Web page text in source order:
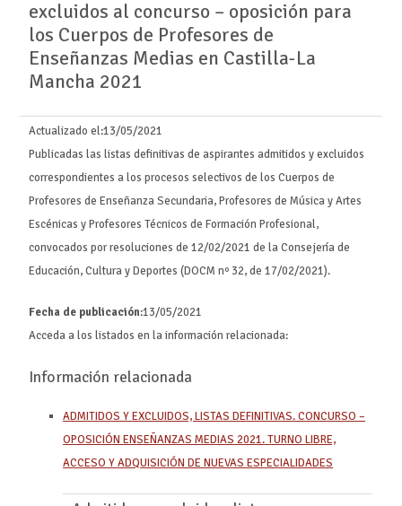
excluidos al concurso – oposición para
los Cuerpos de Profesores de
Enseñanzas Medias en Castilla-La
Mancha 2021
Actualizado el:13/05/2021
Publicadas las listas definitivas de aspirantes admitidos y excluidos
correspondientes a los procesos selectivos de los Cuerpos de
Profesores de Enseñanza Secundaria, Profesores de Música y Artes
Escénicas y Profesores Técnicos de Formación Profesional,
convocados por resoluciones de 12/02/2021 de la Consejería de
Educación, Cultura y Deportes (DOCM nº 32, de 17/02/2021).
Fecha de publicación:13/05/2021
Acceda a los listados en la información relacionada:
Información relacionada
ADMITIDOS Y EXCLUIDOS, LISTAS DEFINITIVAS. CONCURSO –
OPOSICIÓN ENSEÑANZAS MEDIAS 2021. TURNO LIBRE,
ACCESO Y ADQUISICIÓN DE NUEVAS ESPECIALIDADES